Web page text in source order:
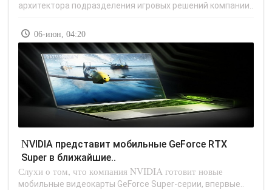
архитектора подразделения игровых решений компании..
06-июн, 04:20
NVIDIA представит мобильные GeForce RTX
Super в ближайшие..
Слухи о том, что компания NVIDIA готовит новые
мобильные видеокарты GeForce Super-серии, впервые..